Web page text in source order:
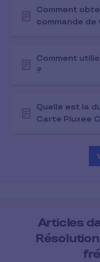
Comment
commande de
Comment
?
Quelle est la
Carte Pluxee
Articles